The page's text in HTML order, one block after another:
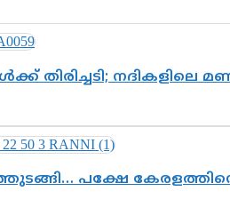
തിരിച്ചടി;
പക്ഷേ